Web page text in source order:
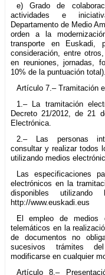
e) Grado de
actividades e
Departamento de Medio
orden a la
transporte en
consideración, entre
en reuniones, jornadas,
10% de la puntuación total).
Artículo 7.– Tramitación
1.– La tramitación
Decreto 21/2012, de 21
Electrónica.
2.– Las personas
consultar y realizar todos
utilizando medios
Las especificaciones
electrónicos en la
disponibles
http://www.euskadi.eus
El empleo de medios
telemáticos en la
de documentos no
sucesivos trámites del
modificarse en cualquier
Artículo 8.–